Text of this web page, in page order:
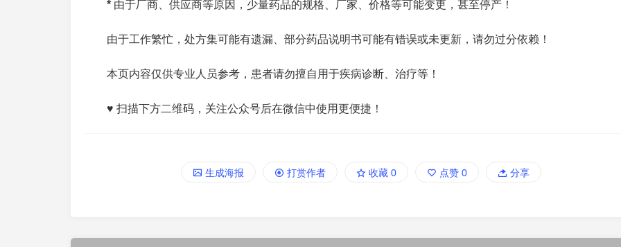
* 由于厂商、供应商等原因，少量药品的规格、厂家、价格等可能变更，甚至停产！
由于工作繁忙，处方集可能有遗漏、部分药品说明书可能有错误或未更新，请勿过分依赖！
本页内容仅供专业人员参考，患者请勿擅自用于疾病诊断、治疗等！
♥ 扫描下方二维码，关注公众号后在微信中使用更便捷！
生成海报 打赏作者 收藏0 点赞 0 分享